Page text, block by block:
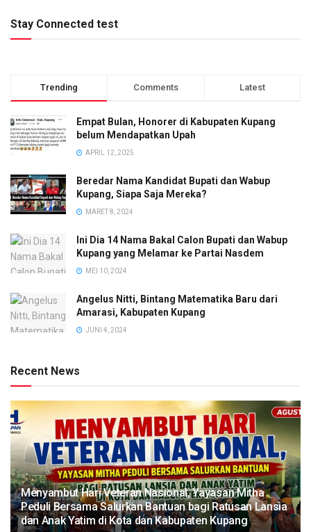
Stay Connected test
Trending Comments Latest
Empat Bulan, Honorer di Kabupaten Kupang
belum Mendapatkan Upah
APRIL 12, 2025
Beredar Nama Kandidat Bupati dan Wabup
Kupang, Siapa Saja Mereka?
MARET 8, 2024
Ini Dia 14 Nama Bakal Calon Bupati dan Wabup
Kupang yang Melamar ke Partai Nasdem
MEI 10, 2024
Angelus Nitti, Bintang Matematika Baru dari
Amarasi, Kabupaten Kupang
JUNI 4, 2024
Recent News
​Menyambut Hari Veteran Nasional, Yayasan Mitha
Peduli Bersama Salurkan Bantuan bagi Ratusan Lansia
dan Anak Yatim di Kota dan Kabupaten Kupang